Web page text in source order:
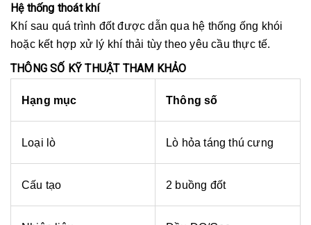
Hệ thống thoát khí
Khí sau quá trình đốt được dẫn qua hệ thống ống khói
hoặc kết hợp xử lý khí thải tùy theo yêu cầu thực tế.
THÔNG SỐ KỸ THUẬT THAM KHẢO
Hạng mục Thông số
Loại lò Lò hỏa táng thú cưng
Cấu tạo 2 buồng đốt